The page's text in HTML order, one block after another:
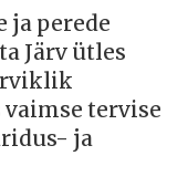
ja perede
Järv ütles
tervise
ja